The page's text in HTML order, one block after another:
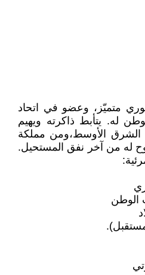
متميّز، وعضو في اتحاد
له. يتأبط ذاكرته ويهيم
الأوسط،ومن مملكة
له من آخر نفق المستحيل.